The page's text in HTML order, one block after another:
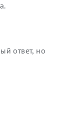
ответ, но